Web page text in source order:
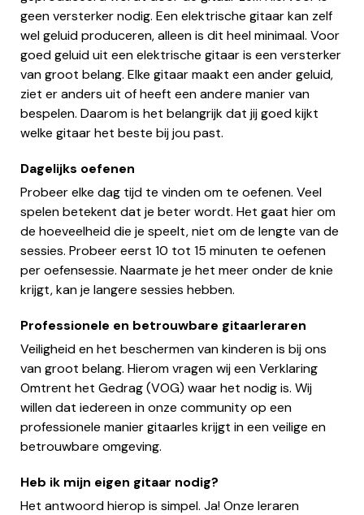
geen versterker nodig. Een elektrische gitaar kan zelf
wel geluid produceren, alleen is dit heel minimaal. Voor
goed geluid uit een elektrische gitaar is een versterker
van groot belang. Elke gitaar maakt een ander geluid,
ziet er anders uit of heeft een andere manier van
bespelen. Daarom is het belangrijk dat jij goed kijkt
welke gitaar het beste bij jou past.
Dagelijks oefenen
Probeer elke dag tijd te vinden om te oefenen. Veel
spelen betekent dat je beter wordt. Het gaat hier om
de hoeveelheid die je speelt, niet om de lengte van de
sessies. Probeer eerst 10 tot 15 minuten te oefenen
per oefensessie. Naarmate je het meer onder de knie
krijgt, kan je langere sessies hebben.
Professionele en betrouwbare gitaarleraren
Veiligheid en het beschermen van kinderen is bij ons
van groot belang. Hierom vragen wij een Verklaring
Omtrent het Gedrag (VOG) waar het nodig is. Wij
willen dat iedereen in onze community op een
professionele manier gitaarles krijgt in een veilige en
betrouwbare omgeving.
Heb ik mijn eigen gitaar nodig?
Het antwoord hierop is simpel. Ja! Onze leraren